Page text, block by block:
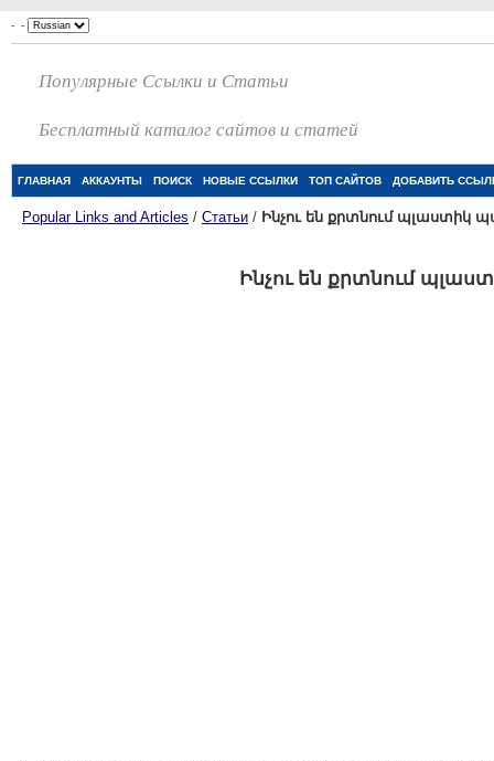
- -
Популярные Ссылки и Статьи
Бесплатный каталог сайтов и статей
ГЛАВНАЯ АККАУНТЫ ПОИСК НОВЫЕ ССЫЛКИ ТОП САЙТОВ ДОБАВИТЬ
Popular Links and Articles / Статьи / Ինչու են քրտնում պլաստիկ
Ինչու են քրտնում